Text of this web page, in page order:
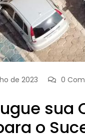
de 2023 0
sua
o